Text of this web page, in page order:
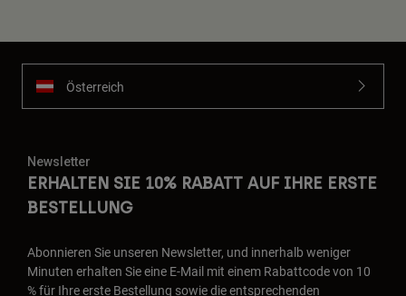
Österreich
Newsletter
ERHALTEN SIE 10% RABATT AUF IHRE ERSTE
BESTELLUNG
Abonnieren Sie unseren Newsletter, und innerhalb weniger
Minuten erhalten Sie eine E-Mail mit einem Rabattcode von 10
% für Ihre erste Bestellung sowie die entsprechenden